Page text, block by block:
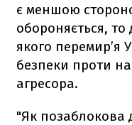
є меншою
обороняється,
якого перемир’я
безпеки проти
агресора.
"Як позаблокова